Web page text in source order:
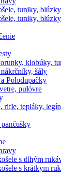
tuniky,
tuniky,
klobúky,
šály
Polodupačky
pulóvre
rifle, tepláky,
s dlhým
s krátkym